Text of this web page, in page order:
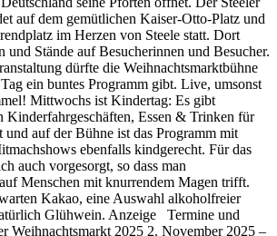
auf dem gemütlichen Kaiser-Otto-Platz und
im Herzen von Steele statt. Dort
und Stände auf Besucherinnen und Besucher.
dürfte die Weihnachtsmarktbühne
ein buntes Programm gibt. Live, umsonst
Mittwochs ist Kindertag: Es gibt
Kinderfahrgeschäften, Essen & Trinken für
auf der Bühne ist das Programm mit
ebenfalls kindgerecht. Für das
auch vorgesorgt, so dass man
Menschen mit knurrendem Magen trifft.
Kakao, eine Auswahl alkoholfreier
Glühwein. Anzeige Termine und
Weihnachtsmarkt 2025 2. November 2025 –